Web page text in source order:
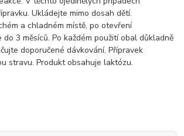
Ukládejte mimo dosah dětí.
a chladném místě, po otevření
3 měsíců. Po každém použití obal důkladně
doporučené dávkování. Přípravek
stravu. Produkt obsahuje laktózu.